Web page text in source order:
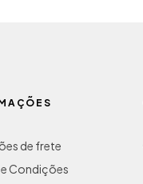
de frete
Condições